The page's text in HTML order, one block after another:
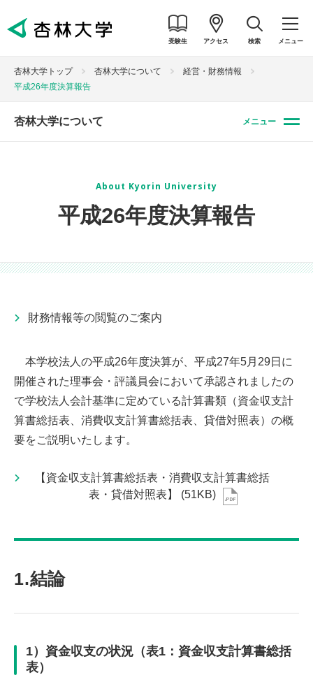
受験生 アクセス 検索 メニュー
杏林大学トップ 杏林大学について
経営・財務情報
平成26年度決算報告
杏林大学について メニュー
About Kyorin University
平成26年度決算報告
財務情報等の閲覧のご案内
本学校法人の平成26年度決算が、平成27年5月29日に
開催された理事会・評議員会において承認されましたの
で学校法人会計基準に定めている計算書類（資金収支計
算書総括表、消費収支計算書総括表、貸借対照表）の概
要をご説明いたします。
【資金収支計算書総括表・消費収支計算書総括
表・貸借対照表】 (51KB)
1.結論
1）資金収支の状況（表1：資金収支計算書総括
表）